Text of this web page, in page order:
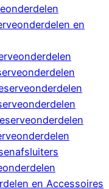
en
en Accessoires